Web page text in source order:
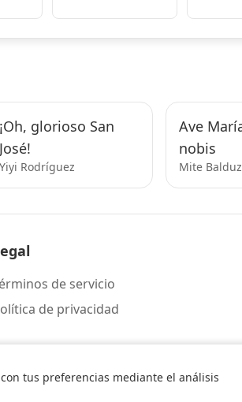
¡Oh, glorioso San
José!
Yiyi Rodríguez
Ave
nobis
Mite
de servicio
de privacidad
tus preferencias mediante el análisis